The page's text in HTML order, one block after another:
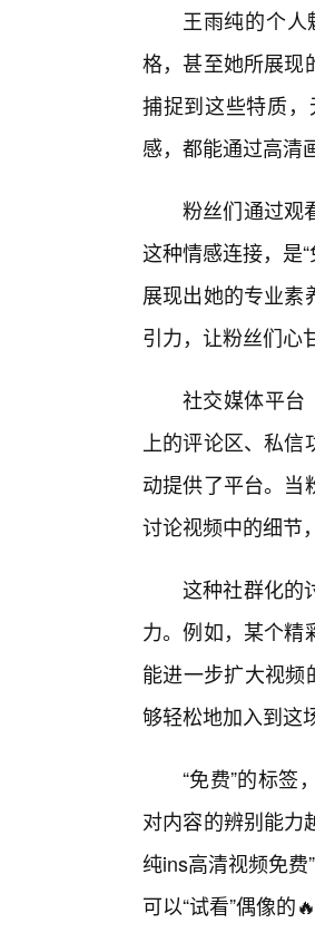
王雨纯的个
格，甚至她所展现
捕捉到这些特质
感，都能通过高清
粉丝们通过观
这种情感连接，是
展现出她的专业素
引力，让粉丝们心
社交媒体平台
上的评论区、私
动提供了平台。当
讨论视频中的细节
这种社群化的
力。例如，某个精
能进一步扩大视频
够轻松地加入到这
“免费”的标签
对内容的辨别能力
纯ins高清视频免
可以“试看”偶像的